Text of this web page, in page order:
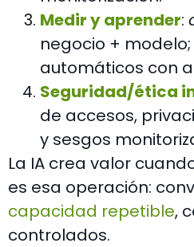
Medir y aprender:
negocio +
automáticos con
Seguridad/ética
de accesos,
y sesgos
La IA crea valor
es esa operación:
capacidad repetible,
controlados.